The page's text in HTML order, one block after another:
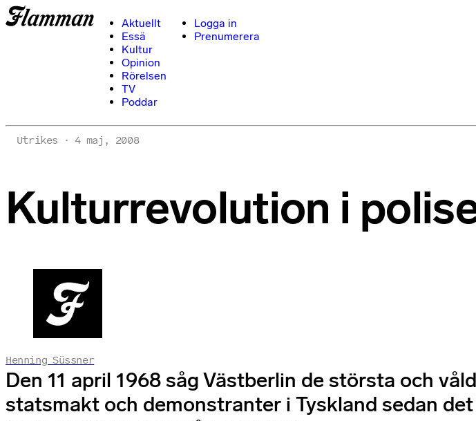
Aktuellt
Essä
Kultur
Opinion
Rörelsen
TV
Poddar
Logga in
Prenumerera
Utrikes 4 maj, 2008
Kulturrevolution i
Henning Süssner
Den 11 april 1968 såg Västberlin de största och
statsmakt och demonstranter i Tyskland sedan